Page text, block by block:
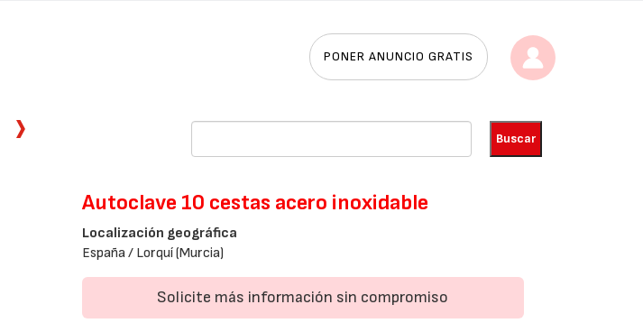
PONER ANUNCIO GRATIS
Autoclave 10 cestas acero inoxidable
Localización geográfica
España / Lorquí (Murcia)
Solicite más información sin compromiso